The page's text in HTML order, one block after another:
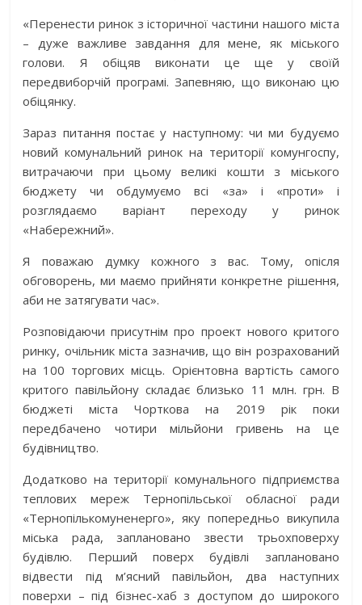
«Перенести ринок з історичної частини нашого міста
– дуже важливе завдання для мене, як міського
голови. Я обіцяв виконати це ще у своїй
передвиборчій програмі. Запевняю, що виконаю цю
обіцянку.
Зараз питання постає у наступному: чи ми будуємо
новий комунальний ринок на території комунгоспу,
витрачаючи при цьому великі кошти з міського
бюджету чи обдумуємо всі «за» і «проти» і
розглядаємо варіант переходу у ринок
«Набережний».
Я поважаю думку кожного з вас. Тому, опісля
обговорень, ми маємо прийняти конкретне рішення,
аби не затягувати час».
Розповідаючи присутнім про проект нового критого
ринку, очільник міста зазначив, що він розрахований
на 100 торгових місць. Орієнтовна вартість самого
критого павільйону складає близько 11 млн. грн. В
бюджеті міста Чорткова на 2019 рік поки
передбачено чотири мільйони гривень на це
будівництво.
Додатково на території комунального підприємства
теплових мереж Тернопільської обласної ради
«Тернопількомуненерго», яку попередньо викупила
міська рада, заплановано звести трьохповерху
будівлю. Перший поверх будівлі заплановано
відвести під м’ясний павільйон, два наступних
поверхи – під бізнес-хаб з доступом до широкого